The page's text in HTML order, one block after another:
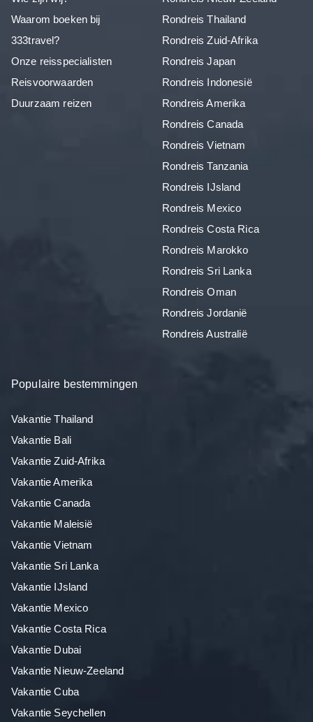
Waarom boeken bij
333travel?
Onze reisspecialisten
Reisvoorwaarden
Duurzaam reizen
Rondreis Thailand
Rondreis Zuid-Afrika
Rondreis Japan
Rondreis Indonesië
Rondreis Amerika
Rondreis Canada
Rondreis Vietnam
Rondreis Tanzania
Rondreis IJsland
Rondreis Mexico
Rondreis Costa Rica
Rondreis Marokko
Rondreis Sri Lanka
Rondreis Oman
Rondreis Jordanië
Rondreis Australië
Populaire bestemmingen
Vakantie Thailand
Vakantie Bali
Vakantie Zuid-Afrika
Vakantie Amerika
Vakantie Canada
Vakantie Maleisië
Vakantie Vietnam
Vakantie Sri Lanka
Vakantie IJsland
Vakantie Mexico
Vakantie Costa Rica
Vakantie Dubai
Vakantie Nieuw-Zeeland
Vakantie Cuba
Vakantie Seychellen